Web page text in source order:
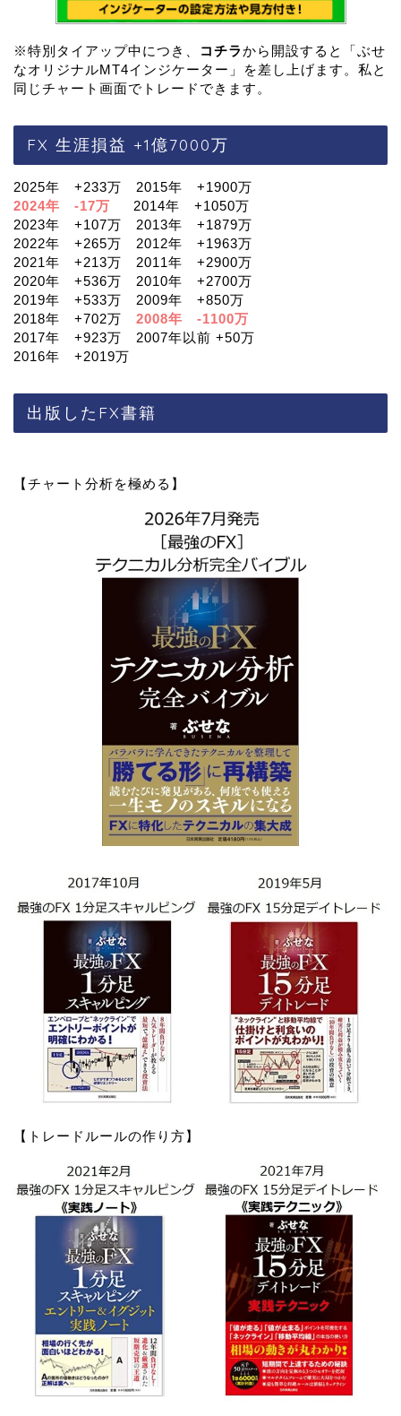
※特別タイアップ中につき、 コチラから開設すると「ぶせ
なオリジナルMT4インジケーター」を差し上げます。私と
同じチャート画面でトレードできます。
FX 生涯損益 +1億7000万
2025年 +233万 2015年 +1900万
2024年 -17万
2014年 +1050万
2023年 +107万 2013年 +1879万
2022年 +265万 2012年 +1963万
2021年 +213万 2011年 +2900万
2020年 +536万 2010年 +2700万
2019年 +533万 2009年 +850万
2018年 +702万 2008年 -1100万
2017年 +923万 2007年以前 +50万
2016年 +2019万
出版したFX書籍
【チャート分析を極める】
【トレードルールの作り方】